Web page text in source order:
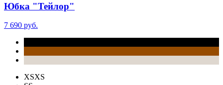
Юбка "Тейлор"
7 690 руб.
XSXS